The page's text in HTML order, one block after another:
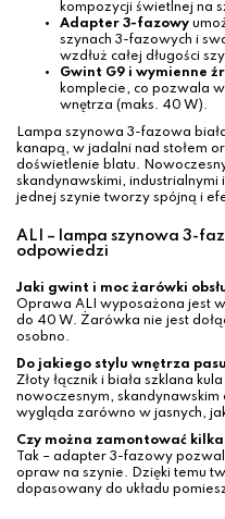
kompozycji świetlnej na
Adapter 3-fazowy
szynach 3-fazowych i
wzdłuż całej długości
Gwint G9 i wymienne
komplecie, co pozwala
wnętrza (maks. 40 W).
Lampa szynowa 3-fazowa
kanapą, w jadalni nad stołem
doświetlenie blatu.
skandynawskimi, industrialnymi
jednej szynie tworzy spójną i
ALI – lampa szynowa 3-
odpowiedzi
Jaki gwint i moc żarówki
Oprawa ALI wyposażona jest
do 40 W. Żarówka nie jest
osobno.
Do jakiego stylu wnętrza
Złoty łącznik i biała szklana
nowoczesnym,
wygląda zarówno w jasnych,
Czy można zamontować
Tak – adapter 3-fazowy
opraw na szynie. Dzięki temu
dopasowany do układu